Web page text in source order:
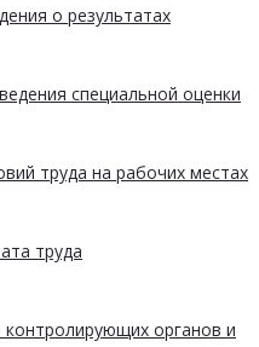
о результатах
специальной оценки
труда на рабочих местах
труда
контролирующих органов и